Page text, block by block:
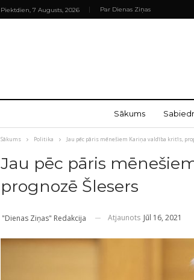
Piektdien, 7 Augusts, 2026 Par Dienas Ziņas
Sākums
Sākums Politika Jau pēc pāris mēnešiem Kariņa valdība kritīs,
Jau pēc pāris
prognozē Šlesers
"Dienas Ziņas" Redakcija Atjaunots Jūl 16, 2021